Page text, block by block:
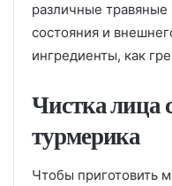
различные
состояния и
ингредиенты, как
Чистка
турмерика
Чтобы приготовить